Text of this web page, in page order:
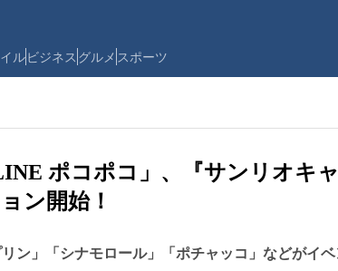
ルビジネス グルメ スポーツ
ポコポコ」、『サンリオキ
ン開始！
ン」「シナモロール」「ポチャッコ」などがイ